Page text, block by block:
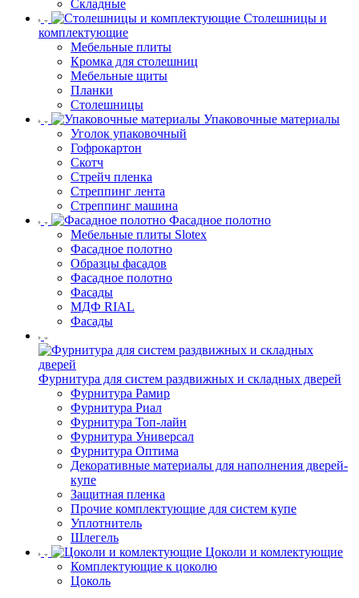
Складные
Столешницы и
комплектующие
Мебельные плиты
Кромка для столешниц
Мебельные щиты
Планки
Столешницы
Упаковочные материалы
Уголок упаковочный
Гофрокартон
Скотч
Стрейч пленка
Стреппинг лента
Стреппинг машина
Фасадное полотно
Мебельные плиты Slotex
Фасадное полотно
Образцы фасадов
Фасадное полотно
Фасады
МДФ RIAL
Фасады
Фурнитура для систем раздвижных и складных дверей
Фурнитура Рамир
Фурнитура Риал
Фурнитура Топ-лайн
Фурнитура Универсал
Фурнитура Оптима
Декоративные материалы для наполнения дверей-
купе
Защитная пленка
Прочие комплектующие для систем купе
Уплотнитель
Шлегель
Цоколи и комлектующие
Комплектующие к цоколю
Цоколь